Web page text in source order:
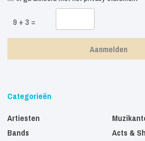
9 + 3 =
Categorieën
Artiesten
Bands
Acts &